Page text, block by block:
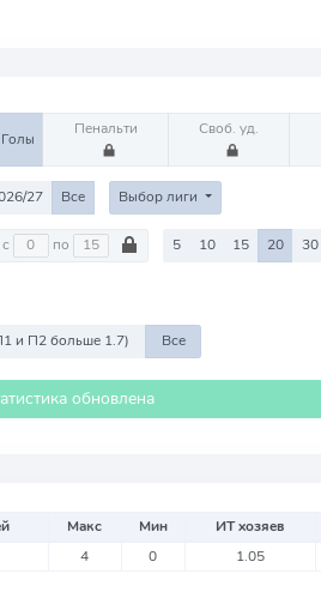
Голы
Пенальти Своб. уд.
27 Все Выбор лиги
На интервале с по 5 10 15 20 30
и П2 больше 1.7) Все
обновлена
Макс Мин ИТ хозяев
4 0 1.05